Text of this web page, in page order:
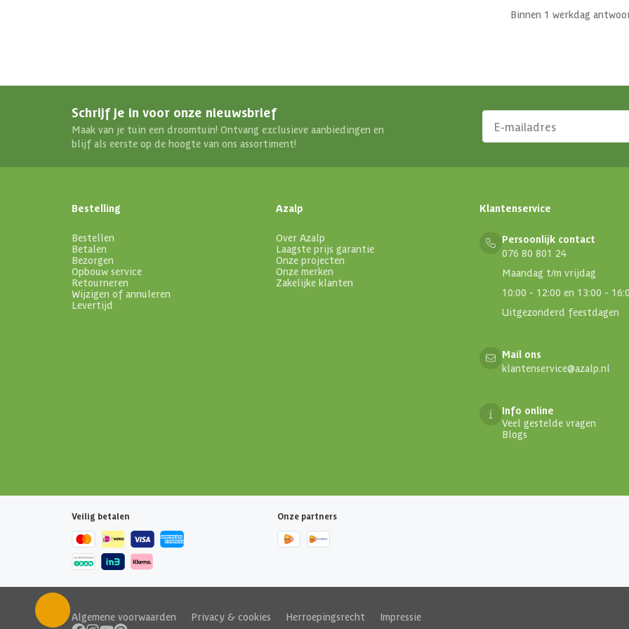
Binnen 1 werkdag
Schrijf je in voor onze nieuwsbrief
Maak van je tuin een droomtuin! Ontvang exclusieve aanbiedingen en
blijf als eerste op de hoogte van ons assortiment!
Bestelling
Bestellen
Betalen
Bezorgen
Opbouw service
Retourneren
Wijzigen of annuleren
Levertijd
Azalp
Over Azalp
Laagste prijs garantie
Onze projecten
Onze merken
Zakelijke klanten
Klantenservice
Persoonlijk contact
076 80 801 24
Maandag t/m vrijdag
10:00 - 12:00 en 13:00 -
Uitgezonderd feestdagen
Mail ons
klantenservice@azalp.nl
Info online
Veel gestelde vragen
Blogs
Veilig betalen Onze partners
Algemene voorwaarden Privacy & cookies Herroepingsrecht Impressie